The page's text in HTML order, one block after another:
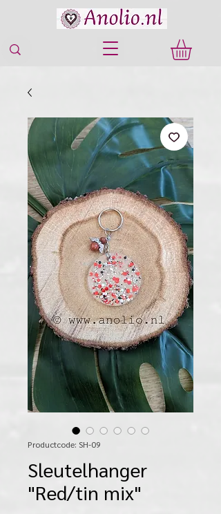
Productcode: SH-09
Sleutelhanger
"Red/tin mix"